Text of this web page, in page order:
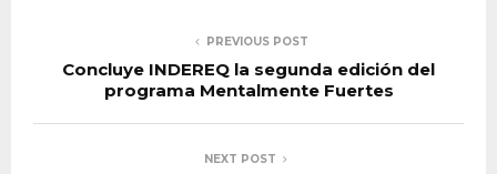
PREVIOUS POST
Concluye INDEREQ la segunda edición del
programa Mentalmente Fuertes
NEXT POST